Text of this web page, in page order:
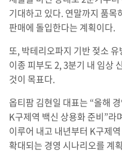
기대하고 있다. 연말까지 품목
판매에 돌입한다는 계획이다.
또, 박테리오파지 기반 젖소
이종 피부도 2, 3분기 내 임상
것이 목표다.
옵티팜 김현일 대표는 “올해
K구제역 백신 상용화 준비”라
이루어 내고 내년부터 K구제
확대되는 경영 시나리오를 계